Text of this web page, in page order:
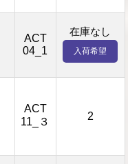
ACT
04_1
在庫なし
入荷希望
ACT
11_３
2